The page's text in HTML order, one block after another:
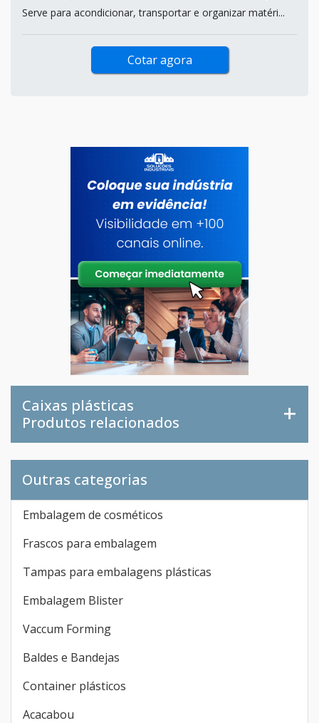
Serve para acondicionar, transportar e organizar matéri...
Cotar agora
Caixas plásticas
Produtos relacionados
Outras categorias
Embalagem de cosméticos
Frascos para embalagem
Tampas para embalagens plásticas
Embalagem Blister
Vaccum Forming
Baldes e Bandejas
Container plásticos
Acacabou